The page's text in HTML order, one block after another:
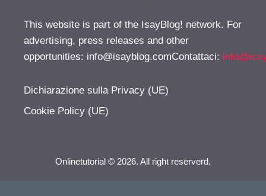
This website is part of the IsayBlog! network. For
advertising, press releases and other
opportunities: info@isayblog.comContattaci:
Dichiarazione sulla Privacy (UE)
Cookie Policy (UE)
Onlinetutorial © 2026. All right reserverd.